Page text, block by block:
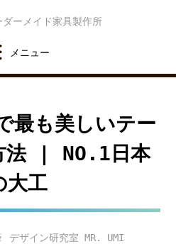
最も美しいテー
法 | NO.1日本
大工
デザイン研究室 MR. UMI